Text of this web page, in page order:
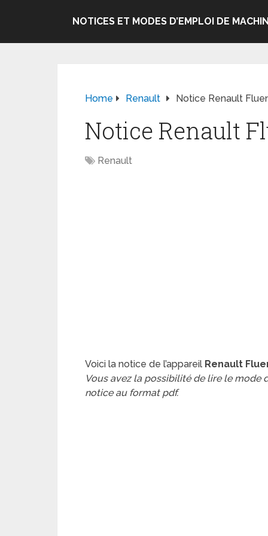
NOTICES ET MODES D’EMPLOI DE
Home Renault Notice Renault
Notice Renault
Renault
Voici la notice de l’appareil Renault
Vous avez la possibilité de lire le mode
notice au format pdf.